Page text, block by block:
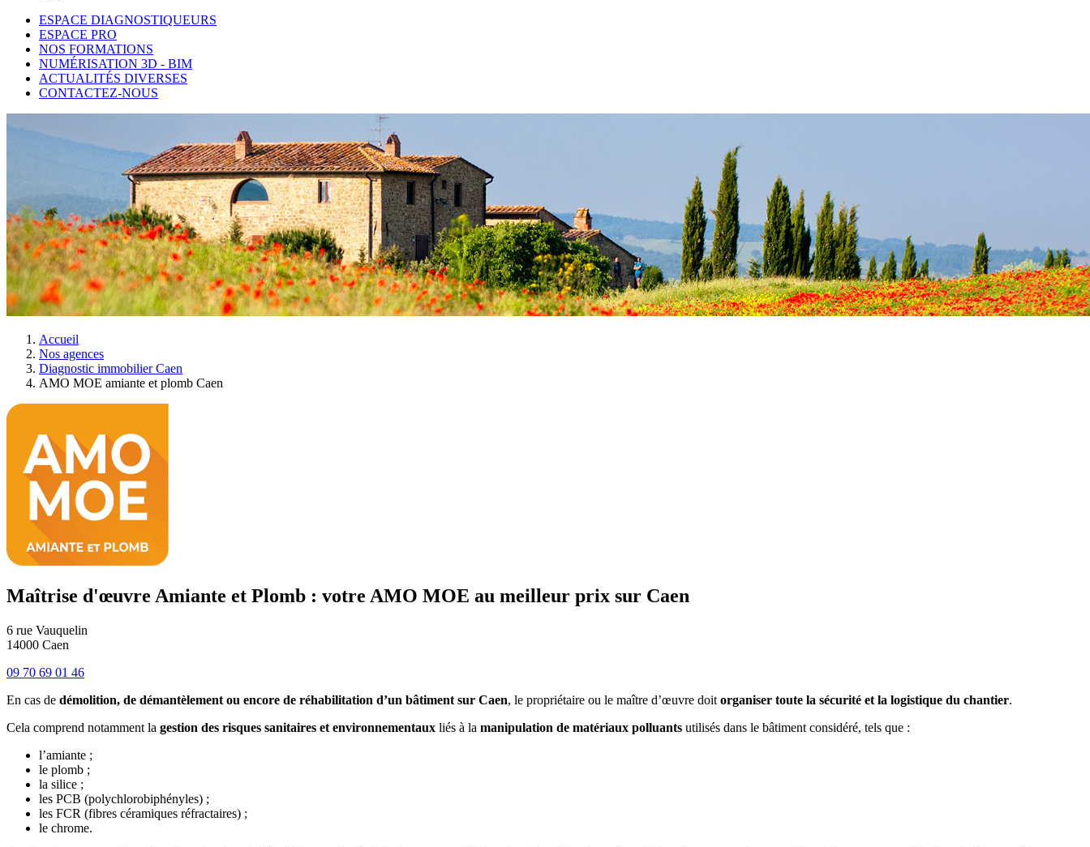
ESPACE DIAGNOSTIQUEURS
ESPACE PRO
NOS FORMATIONS
NUMÉRISATION 3D - BIM
ACTUALITÉS DIVERSES
CONTACTEZ-NOUS
Accueil
Nos agences
Diagnostic immobilier Caen
AMO MOE amiante et plomb Caen
Maîtrise d'œuvre Amiante et Plomb : votre AMO MOE au meilleur prix sur Caen
6 rue Vauquelin
14000 Caen
09 70 69 01 46
En cas de démolition, de démantèlement ou encore de réhabilitation d’un bâtiment sur Caen, le propriétaire ou le maître d’œuvre doit organiser toute la sécurité et la logistique du chantier.
Cela comprend notamment la gestion des risques sanitaires et environnementaux liés à la manipulation de matériaux polluants utilisés dans le bâtiment considéré, tels que :
l’amiante ;
le plomb ;
la silice ;
les PCB (polychlorobiphényles) ;
les FCR (fibres céramiques réfractaires) ;
le chrome.